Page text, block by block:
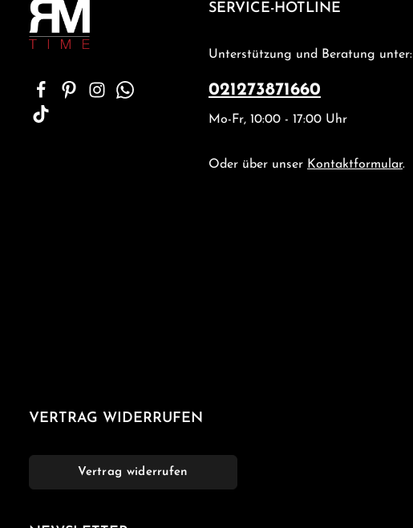
SERVICE-HOTLINE
Unterstützung und Beratung unter:
021273871660
Mo-Fr, 10:00 - 17:00 Uhr
Oder über unser Kontaktformular.
VERTRAG WIDERRUFEN
Vertrag widerrufen